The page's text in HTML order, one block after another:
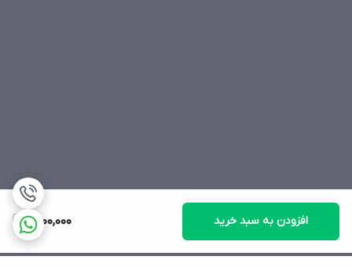
1,500,000 افزودن به سبد خرید